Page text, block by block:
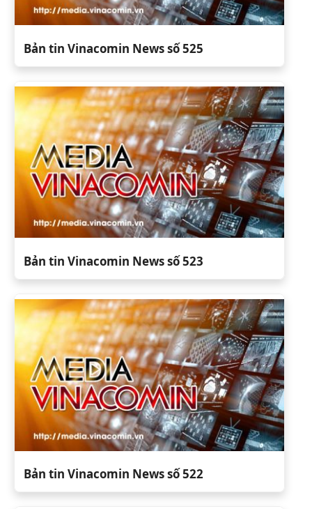
Bản tin Vinacomin News số 525
Bản tin Vinacomin News số 523
Bản tin Vinacomin News số 522